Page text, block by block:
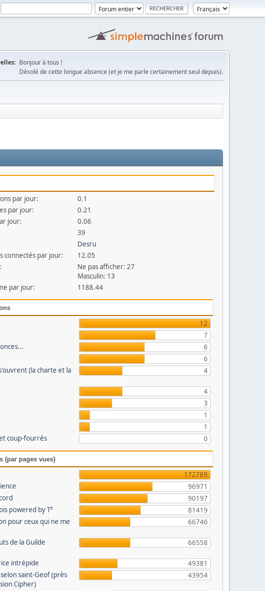
Bonjour à tous !
Désolé de cette longue absence (et je me parle certainement seul depuis).
par jour:
0.1
par jour:
0.21
jour:
0.06
39
Desru
connectés par jour:
12.05
Ne pas afficher: 27
Masculin: 13
par jour:
1188.44
12
7
6
6
(la charte et la
4
4
3
1
1
coup-fourrés
0
(par pages vues)
172789
96971
90197
powered by T³
81419
pour ceux qui ne me
66746
de la Guilde
66558
intrépide
49381
saint-Geof (près
Cipher)
43954